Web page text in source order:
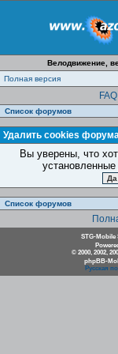
Велодвижение,
Полная версия
FAQ
Список форумов
Удалить cookies
Вы уверены, что
Список форумов
STG-Mobile
© 2000, 2002,
phpBB-
Русская